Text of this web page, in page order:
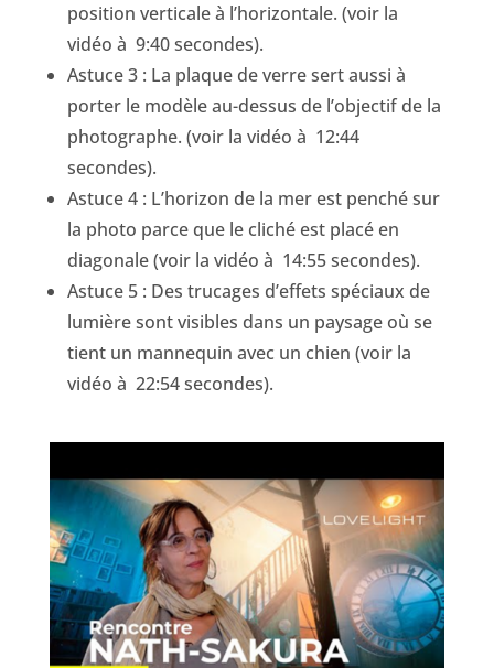
position verticale à l’horizontale. (voir la
vidéo à 9:40 secondes).
Astuce 3 : La plaque de verre sert aussi à
porter le modèle au-dessus de l’objectif de la
photographe. (voir la vidéo à 12:44
secondes).
Astuce 4 : L’horizon de la mer est penché sur
la photo parce que le cliché est placé en
diagonale (voir la vidéo à 14:55 secondes).
Astuce 5 : Des trucages d’effets spéciaux de
lumière sont visibles dans un paysage où se
tient un mannequin avec un chien (voir la
vidéo à 22:54 secondes).